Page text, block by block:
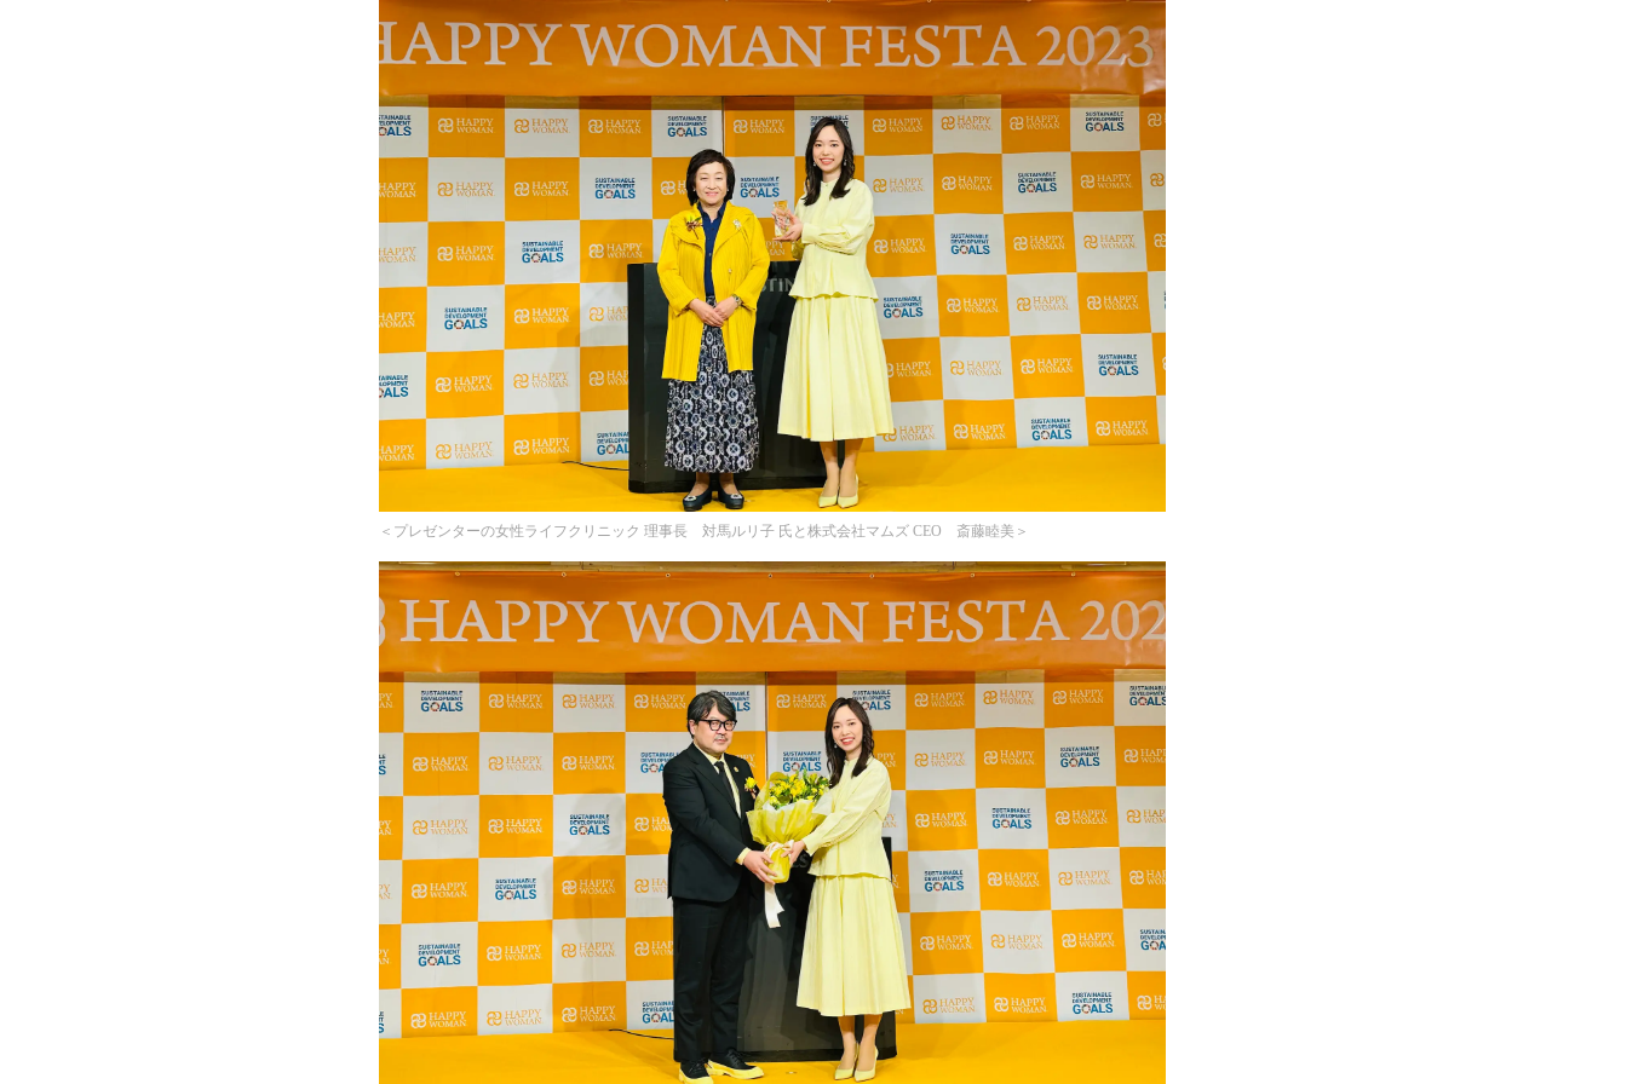
＜プレゼンターの女性ライフクリニック 理事長 対馬ルリ子 氏と株式会社マムズ CEO 斎藤睦美＞